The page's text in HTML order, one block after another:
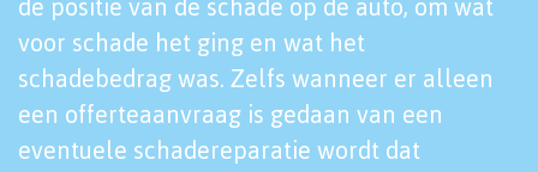
de positie van de schade op de auto, om wat
voor schade het ging en wat het
schadebedrag was. Zelfs wanneer er alleen
een offerteaanvraag is gedaan van een
eventuele schadereparatie wordt dat